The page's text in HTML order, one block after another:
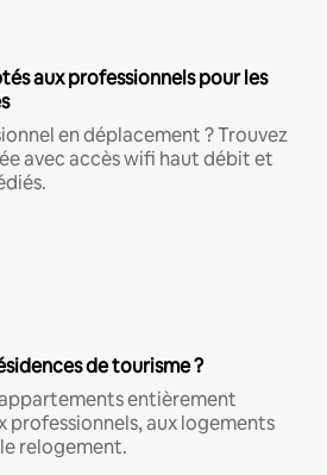
aux professionnels pour les
en déplacement ? Trouvez
avec accès wifi haut débit et
de tourisme ?
entièrement
professionnels, aux logements
relogement.